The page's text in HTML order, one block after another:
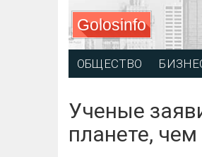
Golosinfo
ОБЩЕСТВО
Ученые
планете,